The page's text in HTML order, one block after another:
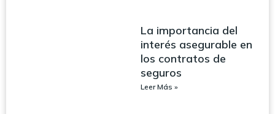
La importancia del
interés asegurable en
los contratos de
seguros
Leer Más »